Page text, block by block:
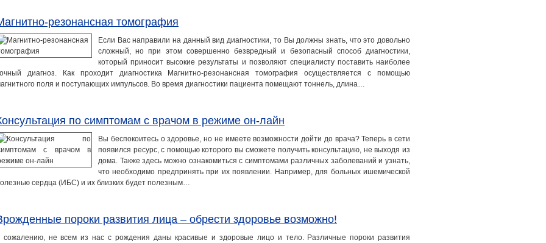
резонансная томография
Если Вас направили на данный вид диагностики, то Вы должны знать, что это довольно
сложный, но при этом совершенно безвредный и безопасный способ диагностики,
который приносит высокие результаты и позволяют специалисту поставить наиболее
диагноз. Как проходит диагностика Магнитно-резонансная томография осуществляется с помощью
поля и поступающих импульсов. Во время диагностики пациента помещают тоннель, длина…
по симптомам с врачом в режиме он-лайн
Вы беспокоитесь о здоровье, но не имеете возможности дойти до врача? Теперь в сети
появился ресурс, с помощью которого вы сможете получить консультацию, не выходя из
дома. Также здесь можно ознакомиться с симптомами различных заболеваний и узнать,
что необходимо предпринять при их появлении. Например, для больных ишемической
сердца (ИБС) и их близких будет полезным…
пороки развития лица – обрести здоровье возможно!
сожалению, не всем из нас с рождения даны красивые и здоровые лицо и тело. Различные пороки развития